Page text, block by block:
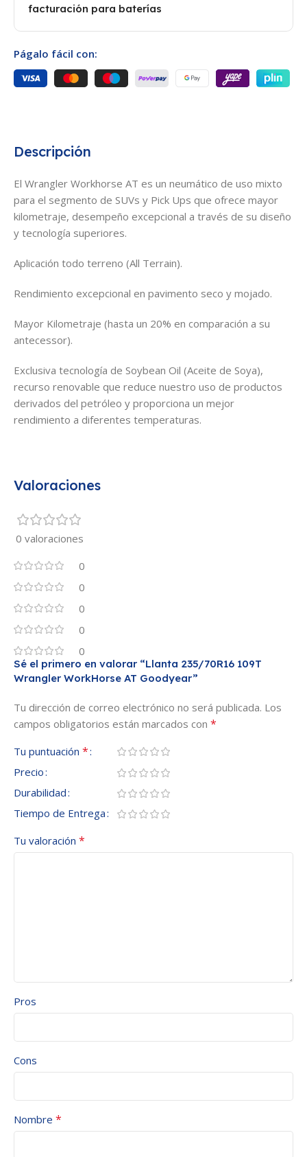
Descripción
El Wrangler Workhorse AT es un neumático de uso mixto
para el segmento de SUVs y Pick Ups que ofrece mayor
kilometraje, desempeño excepcional a través de su diseño
y tecnología superiores.
Aplicación todo terreno (All Terrain).
Rendimiento excepcional en pavimento seco y mojado.
Mayor Kilometraje (hasta un 20% en comparación a su
antecessor).
Exclusiva tecnología de Soybean Oil (Aceite de Soya),
recurso renovable que reduce nuestro uso de productos
derivados del petróleo y proporciona un mejor
rendimiento a diferentes temperaturas.
facturación para baterías
Págalo fácil con:
Valoraciones
0 valoraciones
0
0
0
0
0
Sé el primero en valorar “Llanta 235/70R16 109T
Wrangler WorkHorse AT Goodyear”
Tu dirección de correo electrónico no será publicada. Los
campos obligatorios están marcados con *
Tu puntuación *
Precio
Durabilidad
Tiempo de Entrega
Tu valoración *
Pros
Cons
Nombre *